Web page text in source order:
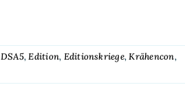
DSA5,Edition, Editionskriege,Krähencon,